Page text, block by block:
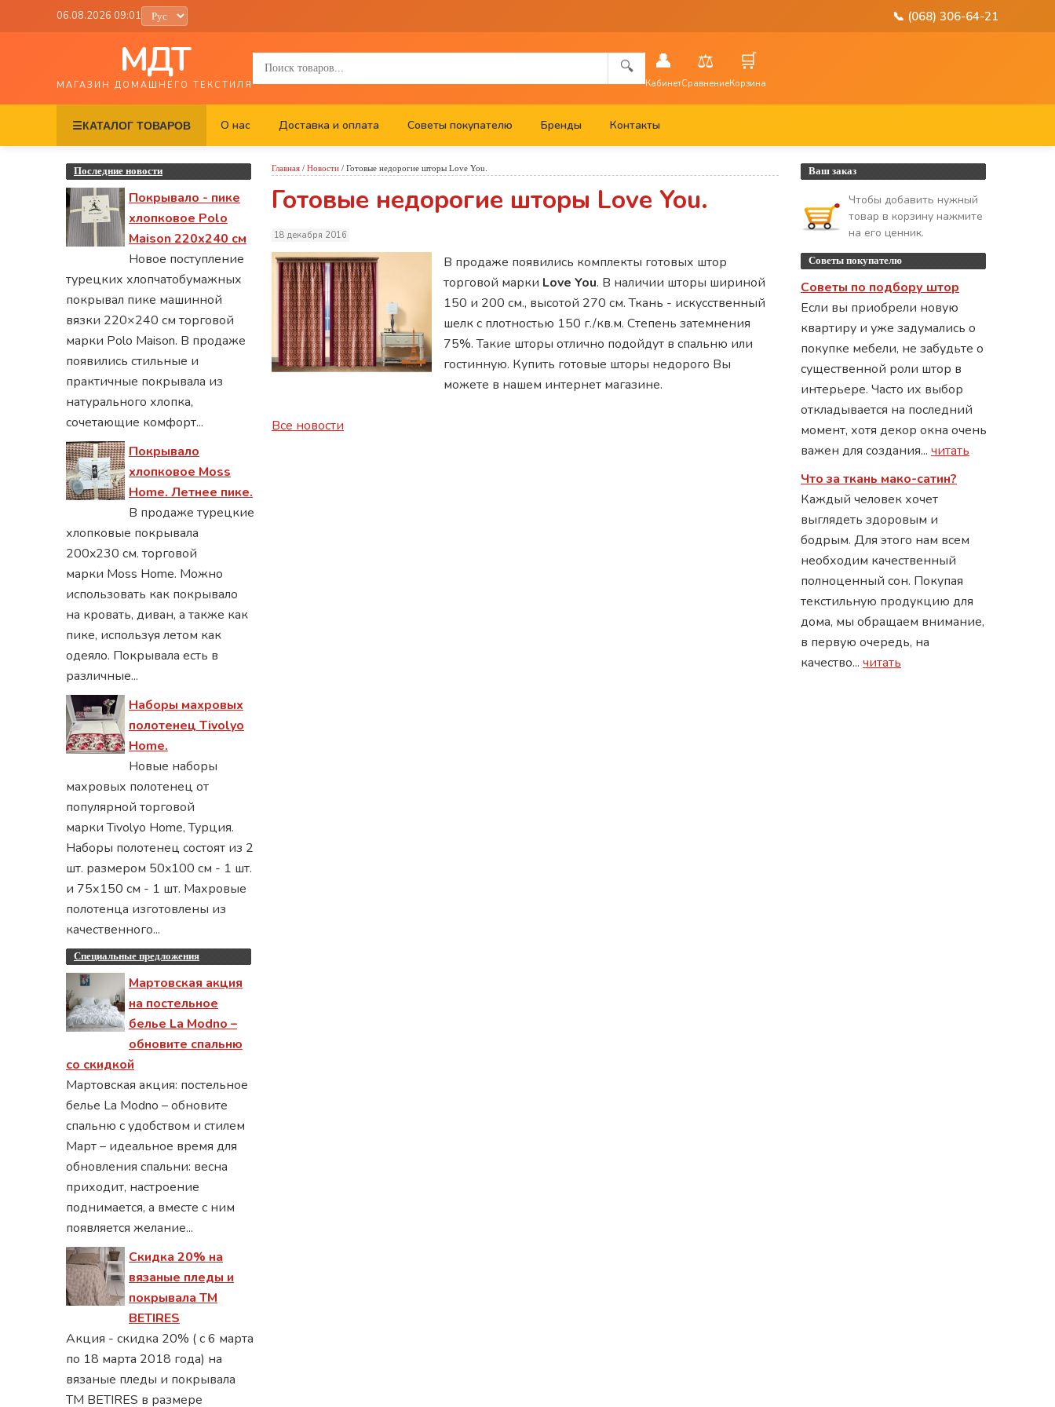
06.08.2026 09:01 📞 (068) 306-64-21
МДТ
МАГАЗИН ДОМАШНЕГО ТЕКСТИЛЯ
🔍 👤
Кабинет
⚖️
Сравнение
🛒
Корзина
☰КАТАЛОГ ТОВАРОВ О нас Доставка и оплата Советы покупателю Бренды Контакты
Последние новости
Покрывало - пике
хлопковое Polo
Maison 220х240 см
Новое поступление
турецких хлопчатобумажных
покрывал пике машинной
вязки 220×240 см торговой
марки Polo Maison. В продаже
появились стильные и
практичные покрывала из
натурального хлопка,
сочетающие комфорт...
Покрывало
хлопковое Moss
Home. Летнее пике.
В продаже турецкие
хлопковые покрывала
200x230 см. торговой
марки Moss Home. Можно
использовать как покрывало
на кровать, диван, а также как
пике, используя летом как
одеяло. Покрывала есть в
различные...
Наборы махровых
полотенец Tivolyo
Home.
Новые наборы
махровых полотенец от
популярной торговой
марки Tivolyo Home, Турция.
Наборы полотенец состоят из 2
шт. размером 50x100 см - 1 шт.
и 75х150 см - 1 шт. Махровые
полотенца изготовлены из
качественного...
Специальные предложения
Мартовская акция
на постельное
белье La Modno –
обновите спальню
со скидкой
Мартовская акция: постельное
белье La Modno – обновите
спальню с удобством и стилем
Март – идеальное время для
обновления спальни: весна
приходит, настроение
поднимается, а вместе с ним
появляется желание...
Скидка 20% на
вязаные пледы и
покрывала ТМ
BETIRES
Акция - скидка 20% ( с 6 марта
по 18 марта 2018 года) на
вязаные пледы и покрывала
ТМ BETIRES в размере
Главная / Новости / Готовые недорогие шторы Love You.
Готовые недорогие шторы Love You.
18 декабря 2016
В продаже появились комплекты готовых штор
торговой марки Love You. В наличии шторы шириной
150 и 200 см., высотой 270 см. Ткань - искусственный
шелк с плотностью 150 г./кв.м. Степень затемнения
75%. Такие шторы отлично подойдут в спальню или
гостинную. Купить готовые шторы недорого Вы
можете в нашем интернет магазине.
Все новости
Ваш заказ
Чтобы добавить нужный
товар в корзину нажмите
на его ценник.
Советы покупателю
Советы по подбору штор
Если вы приобрели новую
квартиру и уже задумались о
покупке мебели, не забудьте о
существенной роли штор в
интерьере. Часто их выбор
откладывается на последний
момент, хотя декор окна очень
важен для создания... читать
Что за ткань мако-сатин?
Каждый человек хочет
выглядеть здоровым и
бодрым. Для этого нам всем
необходим качественный
полноценный сон. Покупая
текстильную продукцию для
дома, мы обращаем внимание,
в первую очередь, на
качество... читать